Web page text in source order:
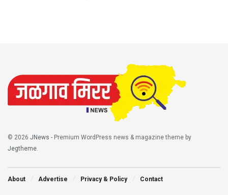
© 2026 JNews - Premium WordPress news & magazine theme by
Jegtheme
About Advertise Privacy & Policy Contact